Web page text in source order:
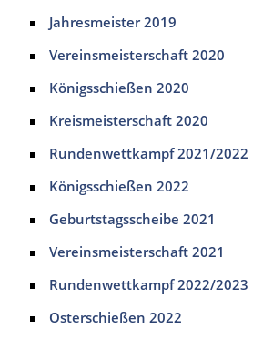
Jahresmeister 2019
Vereinsmeisterschaft 2020
Königsschießen 2020
Kreismeisterschaft 2020
Rundenwettkampf 2021/2022
Königsschießen 2022
Geburtstagsscheibe 2021
Vereinsmeisterschaft 2021
Rundenwettkampf 2022/2023
Osterschießen 2022